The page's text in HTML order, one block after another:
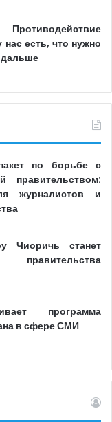
есть, что нужно
дальше
по борьбе с
правительством:
журналистов и
Чиоричь станет
правительства
программа
в сфере СМИ